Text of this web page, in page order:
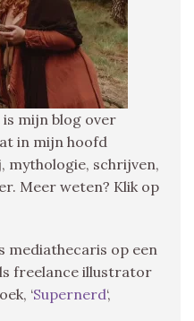
is mijn blog over
in mijn hoofd
mythologie, schrijven,
Meer weten? Klik op
mediathecaris op een
freelance illustrator
‘Supernerd‘,